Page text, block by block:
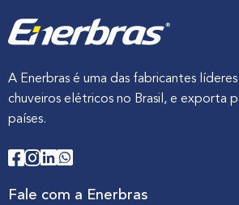
A Enerbras é uma das fabricantes
chuveiros elétricos no Brasil, e exporta
países.
Fale com a Enerbras